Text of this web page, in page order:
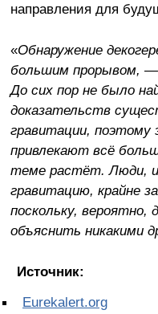
направления для
«Обнаружение
большим прорывом, —
До сих пор не было
доказательств
гравитации, поэтому
привлекают всё
теме растёт. Люди,
гравитацию, крайне
поскольку, вероятно,
объяснить никакими
Источник:
Eurekalert.org